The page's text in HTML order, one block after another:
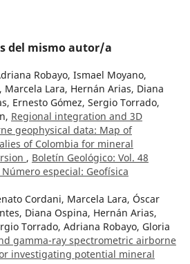
del mismo autor/a
Robayo, Ismael Moyano,
Lara, Hernán Arias, Diana
Ernesto Gómez, Sergio Torrado,
Regional integration and 3D
geophysical data: Map of
of Colombia for mineral
, Boletín Geológico: Vol. 48
especial: Geofísica
Cordani, Marcela Lara, Óscar
Diana Ospina, Hernán Arias,
Torrado, Adriana Robayo, Gloria
gamma-ray spectrometric airborne
investigating potential mineral